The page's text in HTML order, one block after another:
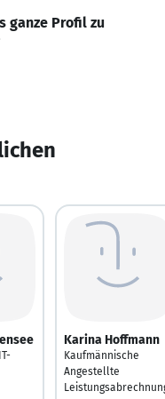
ganze Profil zu
Karina Hoffmann
Kaufmännische
Angestellte